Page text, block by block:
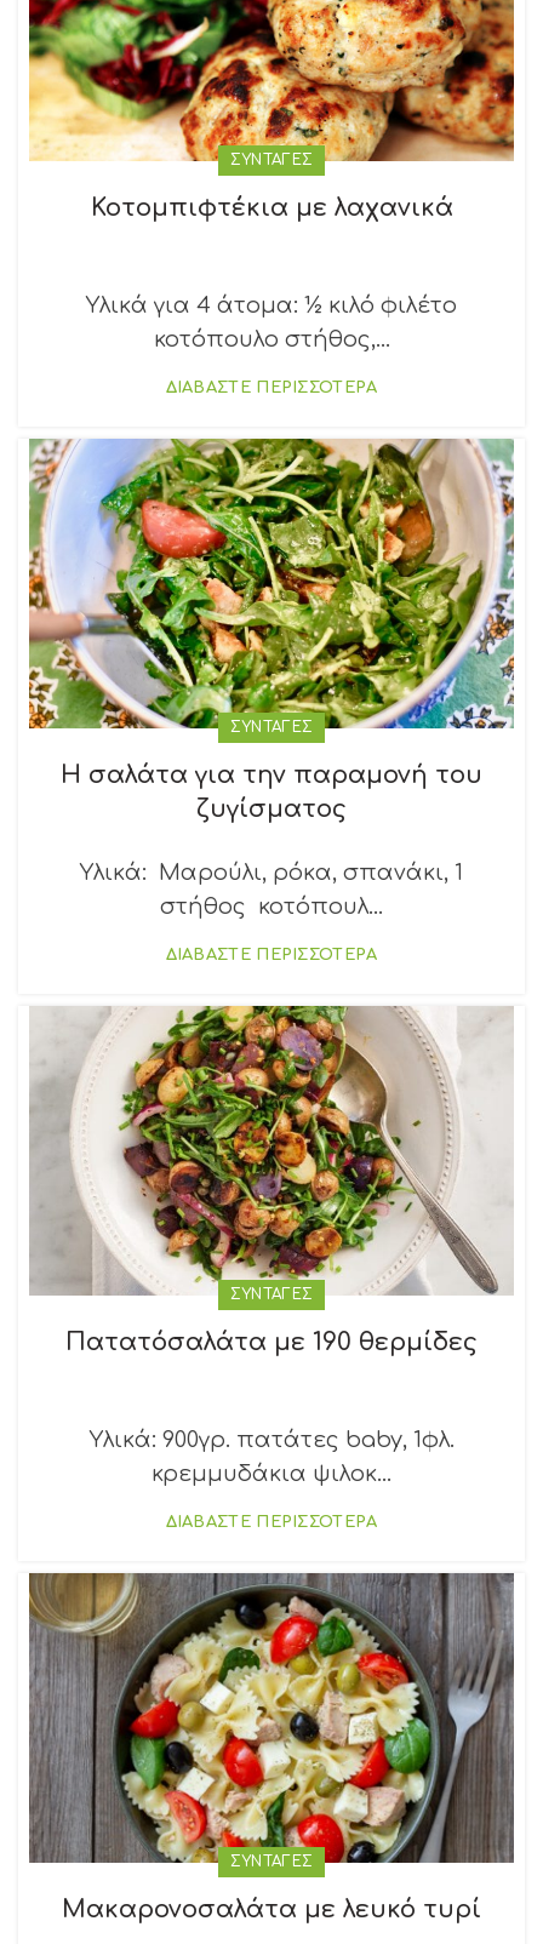
ΣΥΝΤΑΓΕΣ
Κοτομπιφτέκια με λαχανικά
Υλικά για 4 άτομα: ½ κιλό φιλέτο
κοτόπουλο στήθος,...
ΔΙΑΒΑΣΤΕ ΠΕΡΙΣΣΟΤΕΡΑ
ΣΥΝΤΑΓΕΣ
Η σαλάτα για την παραμονή του
ζυγίσματος
Υλικά: Μαρούλι, ρόκα, σπανάκι, 1
στήθος κοτόπουλ...
ΔΙΑΒΑΣΤΕ ΠΕΡΙΣΣΟΤΕΡΑ
ΣΥΝΤΑΓΕΣ
Πατατόσαλάτα με 190 θερμίδες
Υλικά: 900γρ. πατάτες baby, 1φλ.
κρεμμυδάκια ψιλοκ...
ΔΙΑΒΑΣΤΕ ΠΕΡΙΣΣΟΤΕΡΑ
ΣΥΝΤΑΓΕΣ
Μακαρονοσαλάτα με λευκό τυρί